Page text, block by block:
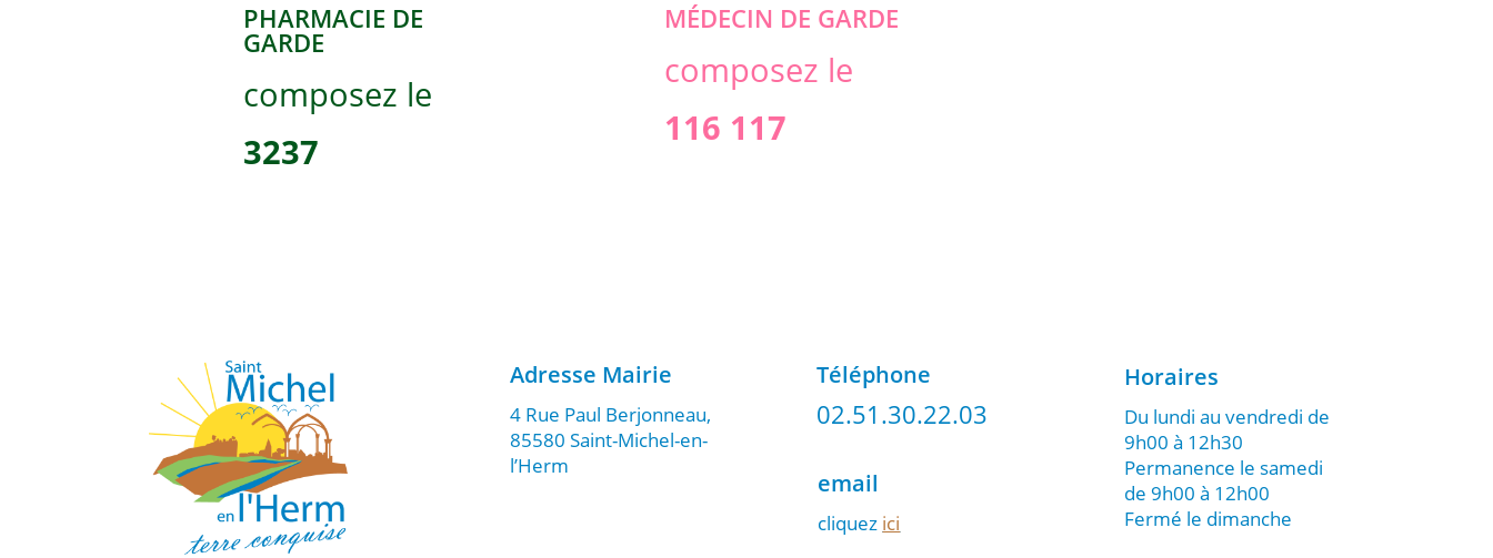
PHARMACIE DE
GARDE
composez le
3237
MÉDECIN DE GARDE
composez le
116 117
Adresse Mairie
4 Rue Paul Berjonneau,
85580 Saint-Michel-en-
l’Herm
Téléphone
02.51.30.22.03
email
cliquez ici
Horaires
Du lundi au vendredi de
9h00 à 12h30
Permanence le samedi
de 9h00 à 12h00
Fermé le dimanche